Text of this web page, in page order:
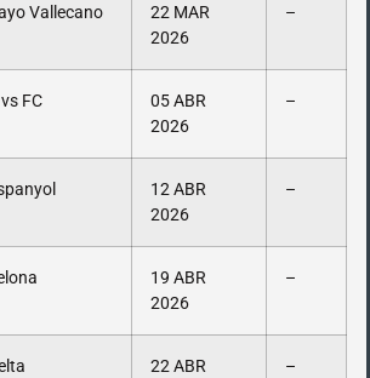
Vallecano
22 MAR
2026
–
FC
05 ABR
2026
–
12 ABR
2026
–
19 ABR
2026
–
22 ABR
–